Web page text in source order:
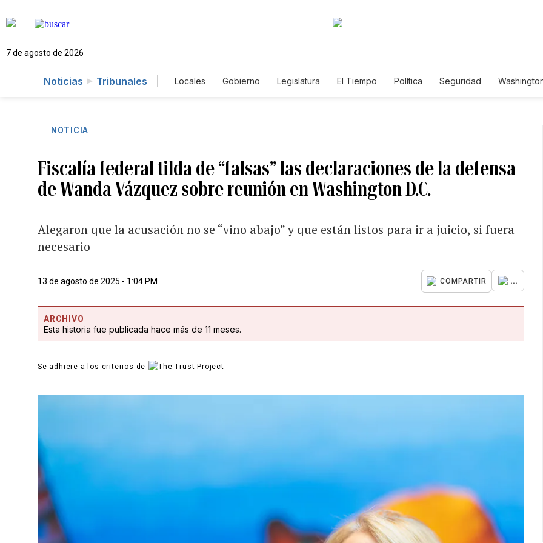
7 de agosto de 2026
Noticias Tribunales Locales Gobierno Legislatura El Tiempo Política Seguridad
NOTICIA
Fiscalía federal tilda de “falsas” las declaraciones de la defensa
de Wanda Vázquez sobre reunión en Washington D.C.
Alegaron que la acusación no se “vino abajo” y que están listos para ir a juicio, si fuera
necesario
13 de agosto de 2025 - 1:04 PM COMPARTIR ...
ARCHIVO
Esta historia fue publicada hace más de 11 meses.
Se adhiere a los criterios de